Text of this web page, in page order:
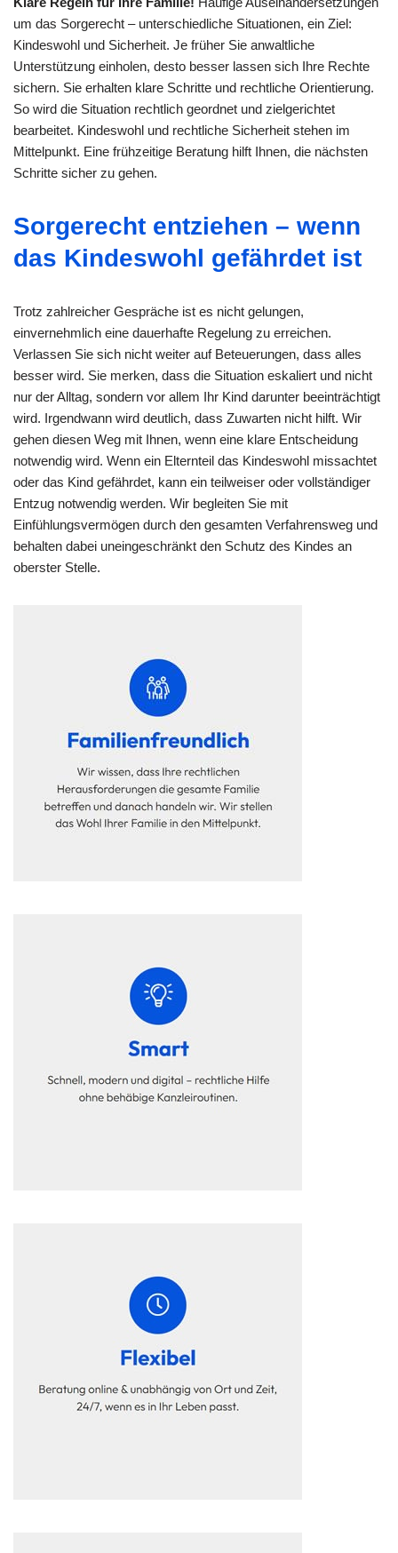
um das Sorgerecht – unterschiedliche Situationen, ein Ziel:
Kindeswohl und Sicherheit. Je früher Sie anwaltliche
Unterstützung einholen, desto besser lassen sich Ihre Rechte
sichern. Sie erhalten klare Schritte und rechtliche Orientierung.
So wird die Situation rechtlich geordnet und zielgerichtet
bearbeitet. Kindeswohl und rechtliche Sicherheit stehen im
Mittelpunkt. Eine frühzeitige Beratung hilft Ihnen, die nächsten
Schritte sicher zu gehen.
Sorgerecht entziehen – wenn
das Kindeswohl gefährdet ist
Trotz zahlreicher Gespräche ist es nicht gelungen,
einvernehmlich eine dauerhafte Regelung zu erreichen.
Verlassen Sie sich nicht weiter auf Beteuerungen, dass alles
besser wird. Sie merken, dass die Situation eskaliert und nicht
nur der Alltag, sondern vor allem Ihr Kind darunter beeinträchtigt
wird. Irgendwann wird deutlich, dass Zuwarten nicht hilft. Wir
gehen diesen Weg mit Ihnen, wenn eine klare Entscheidung
notwendig wird. Wenn ein Elternteil das Kindeswohl missachtet
oder das Kind gefährdet, kann ein teilweiser oder vollständiger
Entzug notwendig werden. Wir begleiten Sie mit
Einfühlungsvermögen durch den gesamten Verfahrensweg und
behalten dabei uneingeschränkt den Schutz des Kindes an
oberster Stelle.